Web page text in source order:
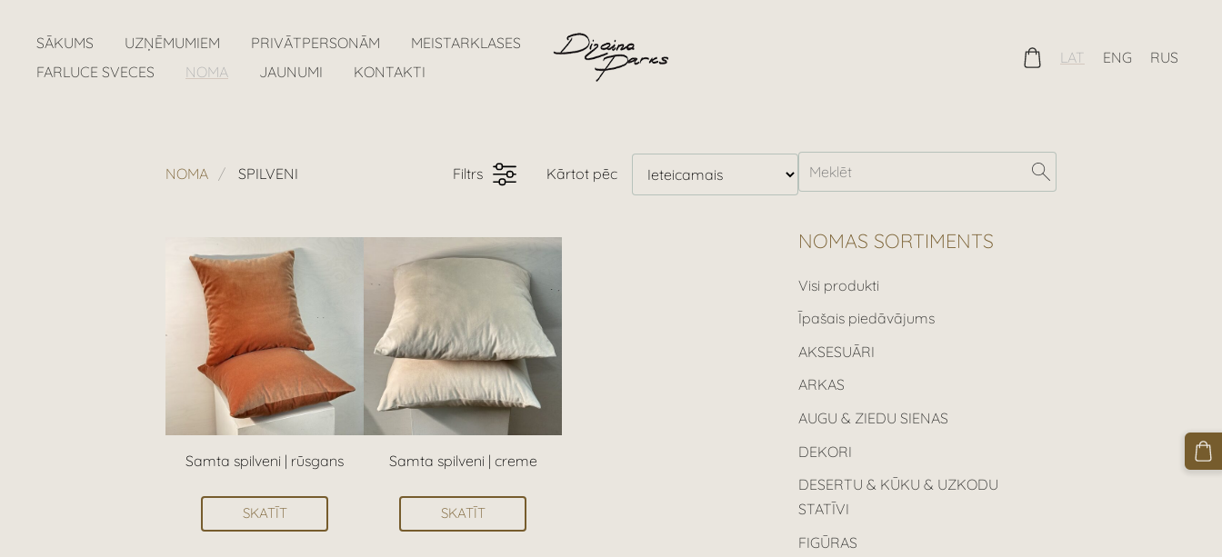
SĀKUMS UZŅĒMUMIEM PRIVĀTPERSONĀM
MEISTARKLASES
FARLUCE SVECES
NOMA JAUNUMI KONTAKTI
LAT ENG RUS
NOMAS SORTIMENTS
Visi produkti
Īpašais piedāvājums
AKSESUĀRI
ARKAS
AUGU & ZIEDU SIENAS
DEKORI
DESERTU & KŪKU & UZKODU
STATĪVI
FIGŪRAS
NOMA SPILVENI Filtrs Kārtot pēc
Samta spilveni | rūsgans
SKATĪT
Samta spilveni | creme
SKATĪT